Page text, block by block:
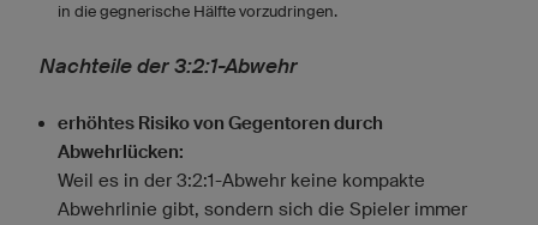
in die gegnerische Hälfte vorzudringen.
Nachteile der 3:2:1-Abwehr
erhöhtes Risiko von Gegentoren durch
Abwehrlücken:
Weil es in der 3:2:1-Abwehr keine kompakte
Abwehrlinie gibt, sondern sich die Spieler immer